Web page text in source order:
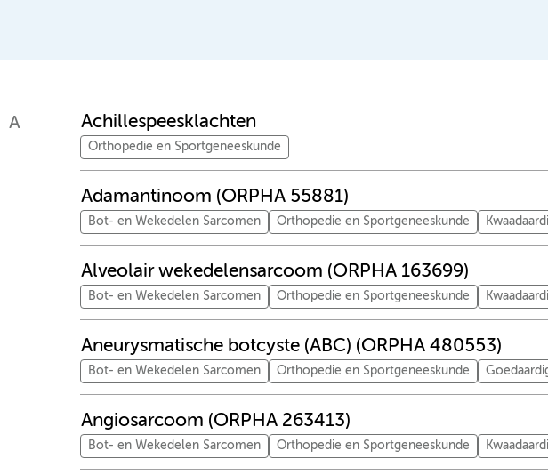
A Achillespeesklachten
Orthopedie en Sportgeneeskunde
Adamantinoom (ORPHA 55881)
Bot- en Wekedelen Sarcomen Orthopedie en Sportgeneeskunde
Alveolair wekedelensarcoom (ORPHA 163699)
Bot- en Wekedelen Sarcomen Orthopedie en Sportgeneeskunde
Aneurysmatische botcyste (ABC) (ORPHA 480553)
Bot- en Wekedelen Sarcomen Orthopedie en Sportgeneeskunde
Angiosarcoom (ORPHA 263413)
Bot- en Wekedelen Sarcomen Orthopedie en Sportgeneeskunde